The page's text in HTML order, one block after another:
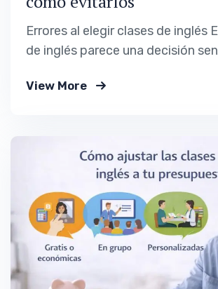
Errores al elegir clases de inglés
de inglés parece una decisión
llegan. Muchas personas sienten
de errores al elegir clases…
View More